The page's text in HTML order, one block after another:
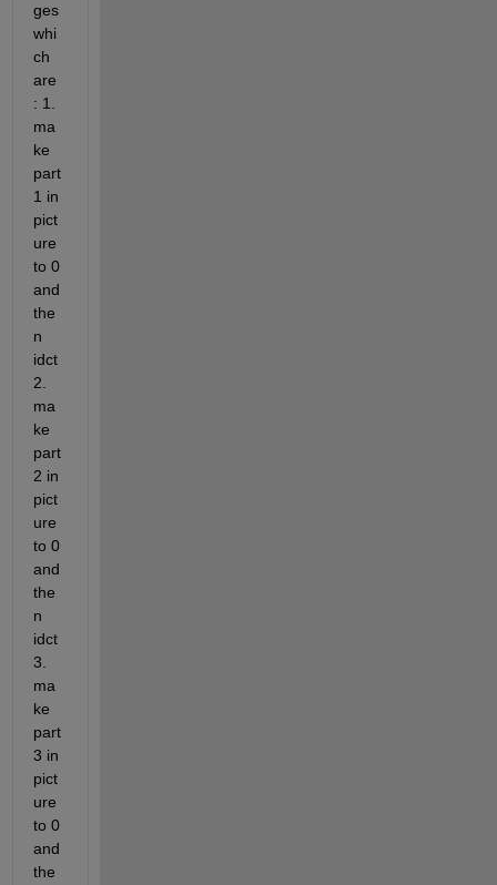
ges
whi
ch
are
: 1.
ma
ke
part
1 in
pict
ure
to 0
and
the
n
idct
2.
ma
ke
part
2 in
pict
ure
to 0
and
the
n
idct
3.
ma
ke
part
3 in
pict
ure
to 0
and
the